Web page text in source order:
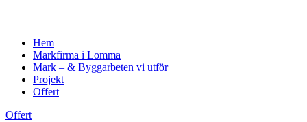
Hem
Markfirma i Lomma
Mark – & Byggarbeten vi utför
Projekt
Offert
Offert